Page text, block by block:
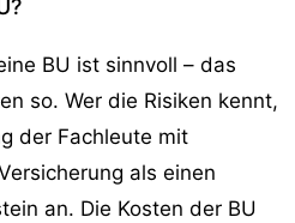
BU ist sinnvoll – das
so. Wer die Risiken kennt,
der Fachleute mit
als einen
an. Die Kosten der BU